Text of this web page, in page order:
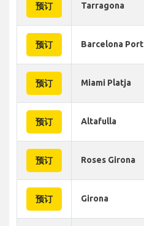
预订 Tarragona
预订 Barcelona Port
预订 Miami Platja
预订 Altafulla
预订 Roses Girona
预订 Girona